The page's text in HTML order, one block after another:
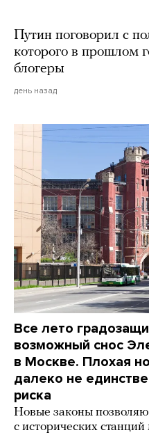
Путин поговорил с
которого в прошлом
блогеры
день назад
Все лето
возможный снос
в Москве. Плохая
далеко не
риска
Новые законы
с исторических